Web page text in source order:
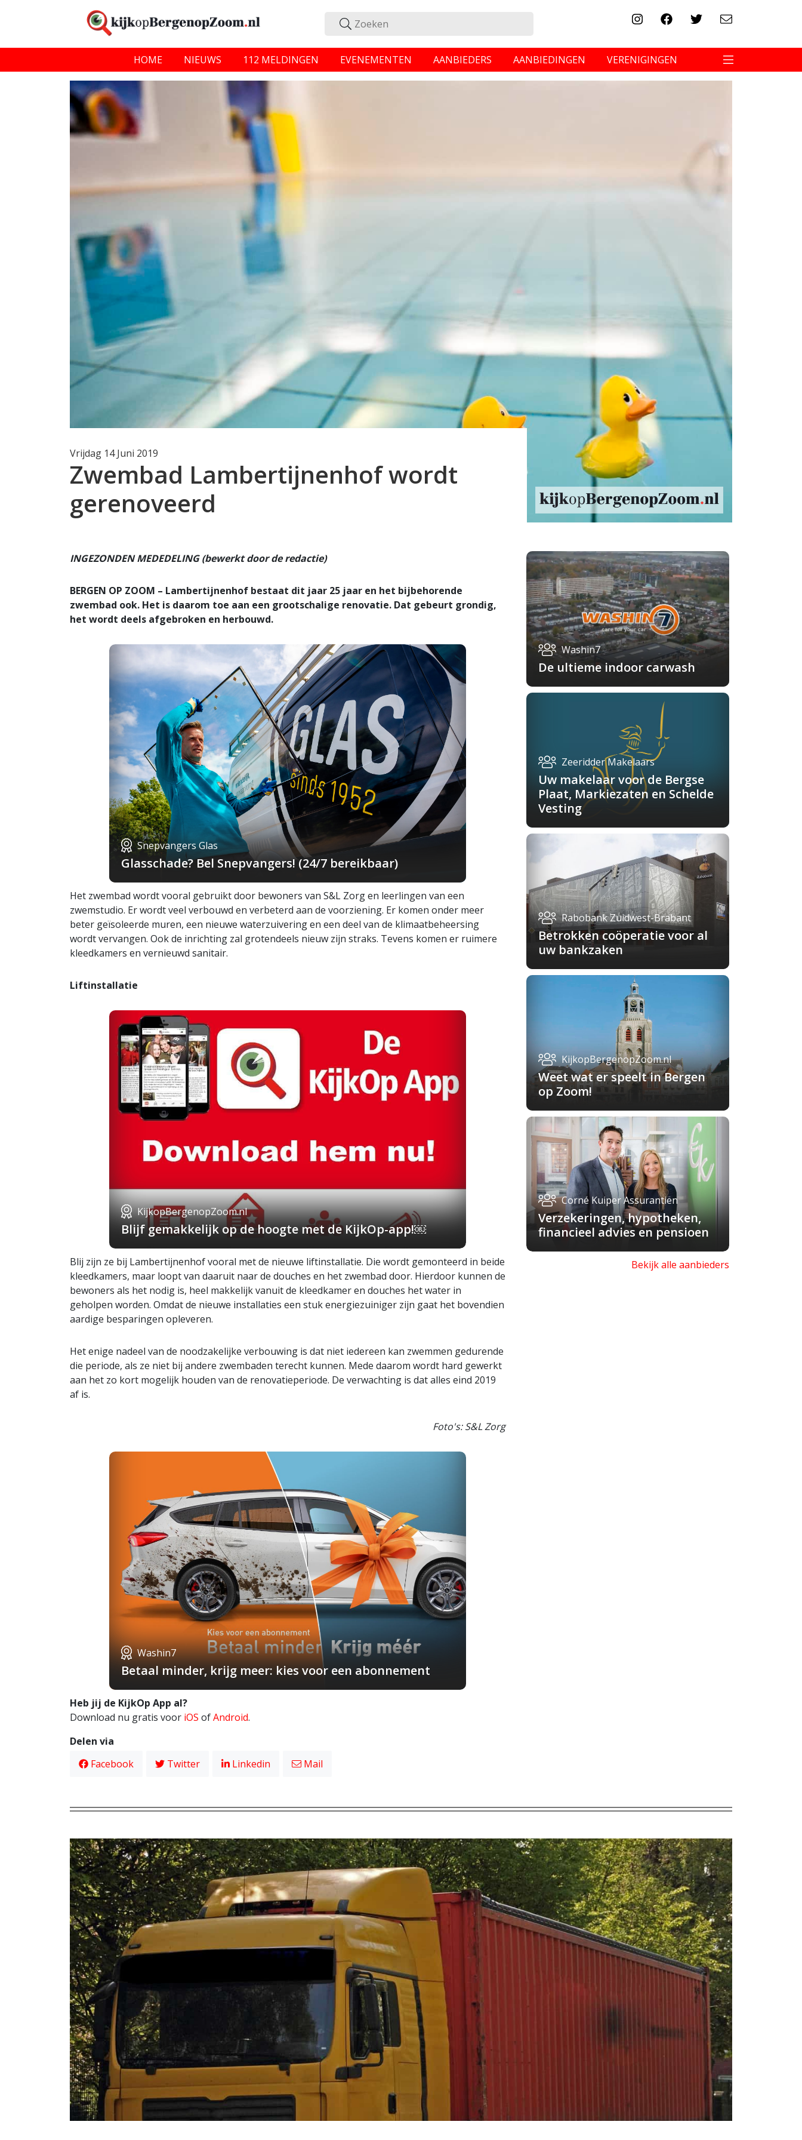
HOME NIEUWS 112 MELDINGEN EVENEMENTEN AANBIEDERS AANBIEDINGEN VERENIGINGEN
Vrijdag 14 Juni 2019
Zwembad Lambertijnenhof wordt
gerenoveerd
INGEZONDEN MEDEDELING (bewerkt door de redactie)
BERGEN OP ZOOM – Lambertijnenhof bestaat dit jaar 25 jaar en het bijbehorende
zwembad ook. Het is daarom toe aan een grootschalige renovatie. Dat gebeurt grondig,
het wordt deels afgebroken en herbouwd.
Snepvangers Glas
Glasschade? Bel Snepvangers! (24/7 bereikbaar)
Het zwembad wordt vooral gebruikt door bewoners van S&L Zorg en leerlingen van een
zwemstudio. Er wordt veel verbouwd en verbeterd aan de voorziening. Er komen onder meer
beter geïsoleerde muren, een nieuwe waterzuivering en een deel van de klimaatbeheersing
wordt vervangen. Ook de inrichting zal grotendeels nieuw zijn straks. Tevens komen er ruimere
kleedkamers en vernieuwd sanitair.
Liftinstallatie
KijkopBergenopZoom.nl
Blijf gemakkelijk op de hoogte met de KijkOp-app!￼
Blij zijn ze bij Lambertijnenhof vooral met de nieuwe liftinstallatie. Die wordt gemonteerd in beide
kleedkamers, maar loopt van daaruit naar de douches en het zwembad door. Hierdoor kunnen de
bewoners als het nodig is, heel makkelijk vanuit de kleedkamer en douches het water in
geholpen worden. Omdat de nieuwe installaties een stuk energiezuiniger zijn gaat het bovendien
aardige besparingen opleveren.
Het enige nadeel van de noodzakelijke verbouwing is dat niet iedereen kan zwemmen gedurende
die periode, als ze niet bij andere zwembaden terecht kunnen. Mede daarom wordt hard gewerkt
aan het zo kort mogelijk houden van de renovatieperiode. De verwachting is dat alles eind 2019
af is.
Foto's: S&L Zorg
Washin7
Betaal minder, krijg meer: kies voor een abonnement
Heb jij de KijkOp App al?
Download nu gratis voor iOS ofAndroid.
Delen via
Facebook
Twitter Linkedin Mail
Washin7
De ultieme indoor carwash
Zeeridder Makelaars
Uw makelaar voor de Bergse
Plaat, Markiezaten en Schelde
Vesting
Rabobank Zuidwest-Brabant
Betrokken coöperatie voor al
uw bankzaken
KijkopBergenopZoom.nl
Weet wat er speelt in Bergen
op Zoom!
Corné Kuiper Assurantiën
Verzekeringen, hypotheken,
financieel advies en pensioen
Bekijk alle aanbieders